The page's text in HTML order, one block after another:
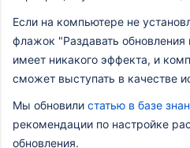
Если на компьютере не
флажок "Раздавать
имеет никакого эффекта, и
сможет выступать в качестве
Мы обновили статью в базе
рекомендации по настройке
обновления.